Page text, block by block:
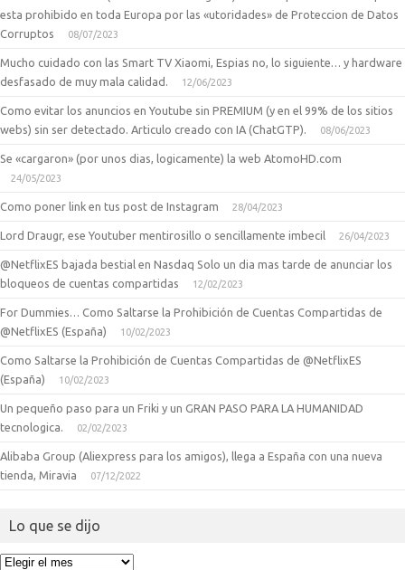
esta prohibido en toda Europa por las «utoridades» de Proteccion de Datos
Corruptos
08/07/2023
Mucho cuidado con las Smart TV Xiaomi, Espias no, lo siguiente… y hardware
desfasado de muy mala calidad.
12/06/2023
Como evitar los anuncios en Youtube sin PREMIUM (y en el 99% de los sitios
webs) sin ser detectado. Articulo creado con IA (ChatGTP).
08/06/2023
Se «cargaron» (por unos dias, logicamente) la web AtomoHD.com
24/05/2023
Como poner link en tus post de Instagram 28/04/2023
Lord Draugr, ese Youtuber mentirosillo o sencillamente imbecil 26/04/2023
@NetflixES bajada bestial en Nasdaq Solo un dia mas tarde de anunciar los
bloqueos de cuentas compartidas
12/02/2023
For Dummies… Como Saltarse la Prohibición de Cuentas Compartidas de
@NetflixES (España)
10/02/2023
Como Saltarse la Prohibición de Cuentas Compartidas de @NetflixES
(España)
10/02/2023
Un pequeño paso para un Friki y un GRAN PASO PARA LA HUMANIDAD
tecnologica.
02/02/2023
Alibaba Group (Aliexpress para los amigos), llega a España con una nueva
tienda, Miravia
07/12/2022
Lo que se dijo
Lo